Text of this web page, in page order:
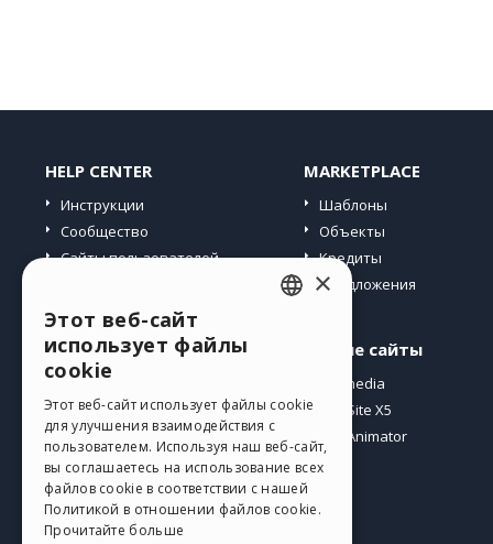
HELP CENTER
Инструкции
Сообщество
Сайты пользователей
MARKETPLACE
Шаблоны
Объекты
Кредиты
Предложения
Профиль
Мои посты
Мои лицензии
Загрузить
Веб-хостинг
Мои кредиты
Другие сайты
Incomedia
WebSite X5
WebAnimator
GERMAN
SPANISH
PORTUGUESE
POLISH
×
Этот веб-сайт
использует файлы
cookie
Этот веб-сайт использует файлы cookie
для улучшения взаимодействия с
пользователем. Используя наш веб-сайт,
вы соглашаетесь на использование всех
файлов cookie в соответствии с нашей
Политикой в ​​отношении файлов cookie.
Прочитайте больше